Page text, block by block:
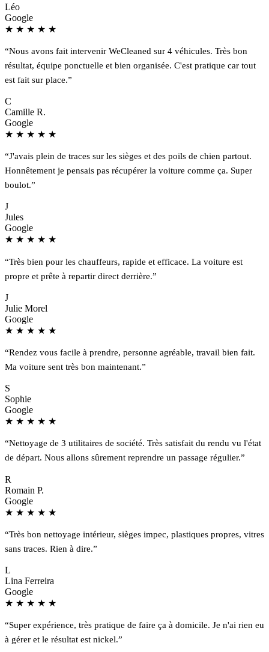
Léo
Google
★ ★ ★ ★ ★
“Nous avons fait intervenir WeCleaned sur 4 véhicules. Très bon
résultat, équipe ponctuelle et bien organisée. C'est pratique car tout
est fait sur place.”
C
Camille R.
Google
★ ★ ★ ★ ★
“J'avais plein de traces sur les sièges et des poils de chien partout.
Honnêtement je pensais pas récupérer la voiture comme ça. Super
boulot.”
J
Jules
Google
★ ★ ★ ★ ★
“Très bien pour les chauffeurs, rapide et efficace. La voiture est
propre et prête à repartir direct derrière.”
J
Julie Morel
Google
★ ★ ★ ★ ★
“Rendez vous facile à prendre, personne agréable, travail bien fait.
Ma voiture sent très bon maintenant.”
S
Sophie
Google
★ ★ ★ ★ ★
“Nettoyage de 3 utilitaires de société. Très satisfait du rendu vu l'état
de départ. Nous allons sûrement reprendre un passage régulier.”
R
Romain P.
Google
★ ★ ★ ★ ★
“Très bon nettoyage intérieur, sièges impec, plastiques propres, vitres
sans traces. Rien à dire.”
L
Lina Ferreira
Google
★ ★ ★ ★ ★
“Super expérience, très pratique de faire ça à domicile. Je n'ai rien eu
à gérer et le résultat est nickel.”